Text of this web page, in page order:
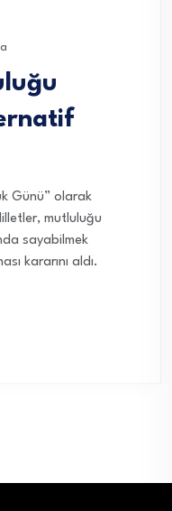
Günü” olarak
mutluluğu
sayabilmek
kararını aldı.